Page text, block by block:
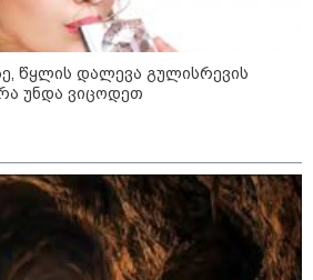
სტუმრებს ასე ვუხსნით - ბევრი
სანთელი, ეგზოტიკა და
რომანტიკული საღამოები" -
შალვა ალავერდაშვილი
ელექტროენერგიის გათიშვებზე
სიახლე
წყლის დალევა გულისრევის
უნდა ვიცოდეთ